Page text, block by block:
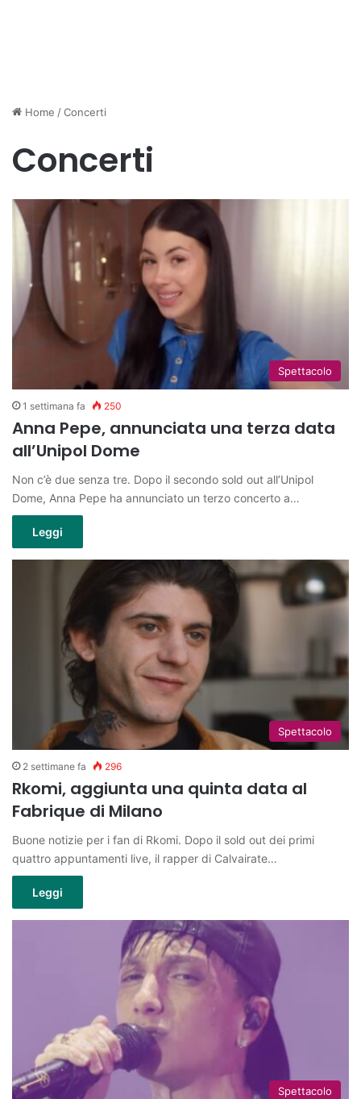
Home /Concerti
Concerti
Spettacolo
1 settimana fa 250
Anna Pepe, annunciata una terza data
all’Unipol Dome
Non c’è due senza tre. Dopo il secondo sold out all’Unipol
Dome, Anna Pepe ha annunciato un terzo concerto a…
Leggi
Spettacolo
2 settimane fa 296
Rkomi, aggiunta una quinta data al
Fabrique di Milano
Buone notizie per i fan di Rkomi. Dopo il sold out dei primi
quattro appuntamenti live, il rapper di Calvairate…
Leggi
Spettacolo